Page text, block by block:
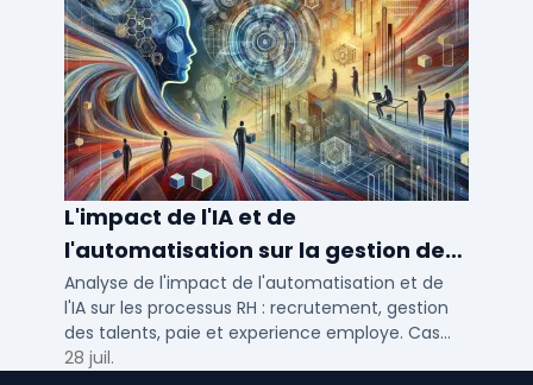
L'impact de l'IA et de
l'automatisation sur la gestion des
talents RH
Analyse de l'impact de l'automatisation et de
l'IA sur les processus RH : recrutement, gestion
des talents, paie et experience employe. Cas
concrets pour TPE, PME et ETI en 2026.
28 juil.